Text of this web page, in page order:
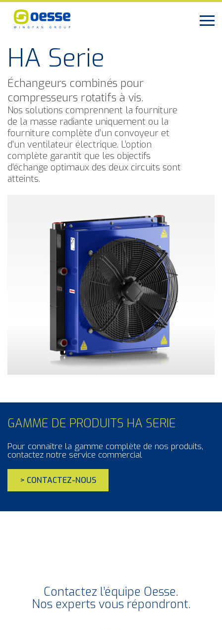
HA Serie
Échangeurs combinés pour
compresseurs rotatifs à vis.
Nos solutions comprennent la fourniture
de la masse radiante uniquement ou la
fourniture complète d’un convoyeur et
d’un ventilateur électrique. L’option
complète garantit que les objectifs
d’échange optimaux des deux circuits sont
atteints.
GAMME DE PRODUITS HA SERIE
Pour connaître la gamme complète de nos produits,
contactez notre service commercial
> CONTACTEZ-NOUS
Contactez l’équipe Oesse.
Nos experts vous répondront.